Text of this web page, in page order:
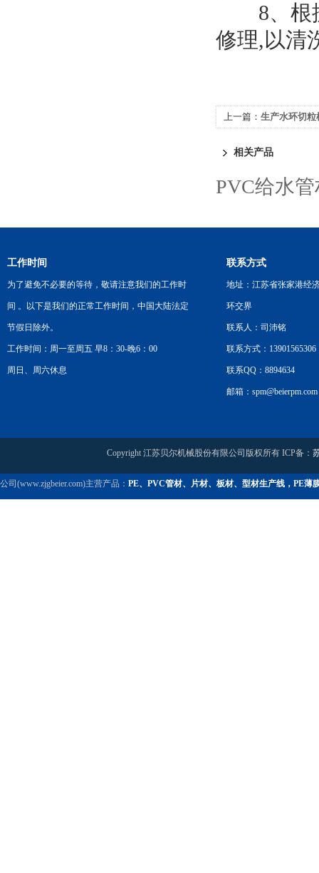
8、根据
修理,以清
上一篇： 生产水环切粒
相关产品
PVC给水
工作时间
为了避免不必要的等待，敬请注意我们的工作时
间 。以下是我们的正常工作时间，中国大陆法定
节假日除外。
工作时间：周一至周五 早8：30-晚6：00
周日、周六休息
联系方式
地址：江苏省张家港经
环交界
联系人：司沛铭
联系方式：13901565306
联系QQ：8894634
邮箱：spm@beierpm.com
Copyright 江苏贝尔机械股份有限公司版权所有 ICP备：
公司(www.zjgbeier.com)主营产品： PE、PVC管材、片材、板材、型材生产线，PE薄